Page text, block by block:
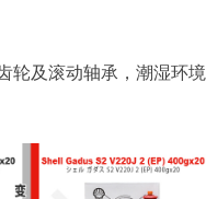
轮及滚动轴承，潮湿环境